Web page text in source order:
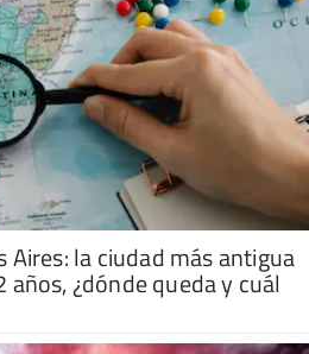
Aires: la ciudad más antigua
¿dónde queda y cuál